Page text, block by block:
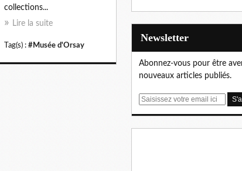
collections...
Lire la suite
Tag(s) : #Musée d'Orsay
Newsletter
Abonnez-vous pour être
nouveaux articles publiés.
E